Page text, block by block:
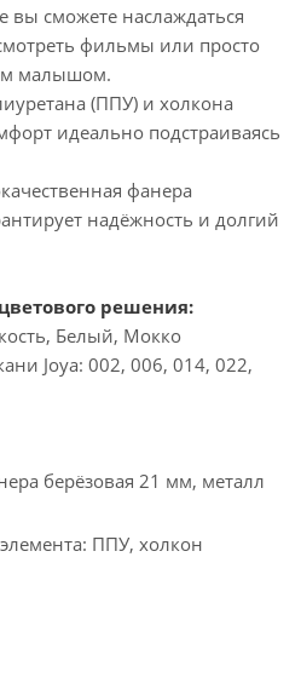
вы сможете наслаждаться
фильмы или просто
малышом.
(ППУ) и холкона
идеально подстраиваясь
фанера
надёжность и долгий
решения:
Белый, Мокко
Joya: 002, 006, 014, 022,
берёзовая 21 мм, металл
ППУ, холкон